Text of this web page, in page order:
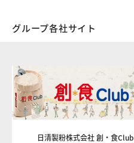
グループ各社サイト
日清製粉株式会社 創・食Club